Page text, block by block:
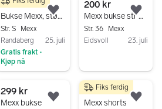
110 kr
Bukse Mexx, størrelse 34
Str. S
Mexx
Randaberg
25. juli
Gratis frakt •
Kjøp nå
Legg til som favoritt.
200 kr
Mexx bukse str W27 L33
Str. 36
Mexx
Eidsvoll
23. juli
299 kr
Mexx bukse Legg til som favoritt.
80 kr
Mexx shorts
Fiks ferdig